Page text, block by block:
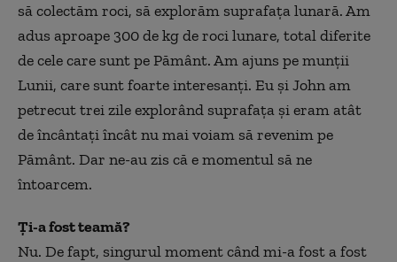
să colectăm roci, să explorăm suprafața lunară. Am
adus aproape 300 de kg de roci lunare, total diferite
de cele care sunt pe Pământ. Am ajuns pe munții
Lunii, care sunt foarte interesanți. Eu și John am
petrecut trei zile explorând suprafața și eram atât
de încântați încât nu mai voiam să revenim pe
Pământ. Dar ne-au zis că e momentul să ne
întoarcem.
Ți-a fost teamă?
Nu. De fapt, singurul moment când mi-a fost a fost